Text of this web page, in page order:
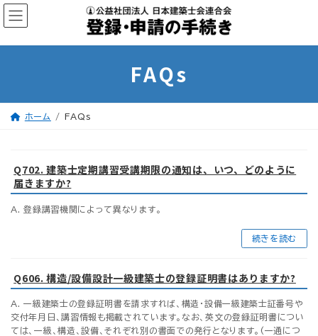
コ
ン
テ
ツ
ナ
ビ
ゲ
シ
FAQs
ホーム FAQs
Q702. 建築士定期講習受講期限の通知は、いつ、どのように
届きますか?
A. 登録講習機関によって異なります。
続きを読む
Q606. 構造/設備設計一級建築士の登録証明書はありますか?
A. 一級建築士の登録証明書を請求すれば、構造・設備一級建築士証番号や
交付年月日、講習情報も掲載されています。なお、英文の登録証明書につい
ては、一級、構造、設備、それぞれ別の書面での発行となります。(一通につ